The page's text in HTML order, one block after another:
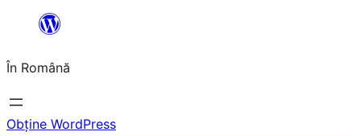
conținut
În Română
Obține WordPress